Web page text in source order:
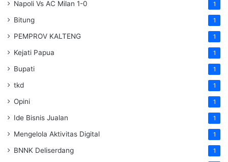
Napoli Vs AC Milan 1-0 1
Bitung 1
PEMPROV KALTENG 1
Kejati Papua 1
Bupati 1
tkd 1
Opini 1
Ide Bisnis Jualan 1
Mengelola Aktivitas Digital 1
BNNK Deliserdang 1